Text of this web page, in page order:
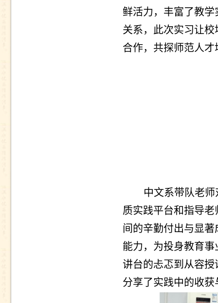
鲜活力，丰富了教
关系，此次实习让
合作，共探师范人
中文系带队老
质实践平台和指导
间的辛勤付出与显
能力，为投身教育
讲台的忐忑到从容
分享了实践中的收获